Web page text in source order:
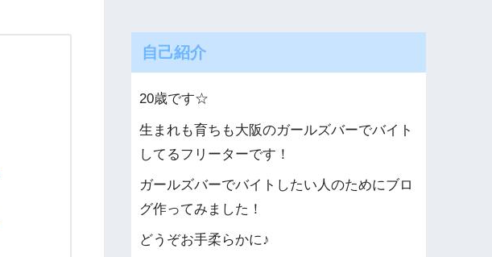
自己紹介
20歳です☆
生まれも育ちも大阪のガールズバーでバイト
してるフリーターです！
ガールズバーでバイトしたい人のためにブロ
グ作ってみました！
どうぞお手柔らかに♪